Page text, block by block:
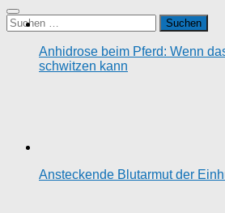
Suchen
nach:
Anhidrose beim Pferd: Wenn
schwitzen kann
Ansteckende Blutarmut der